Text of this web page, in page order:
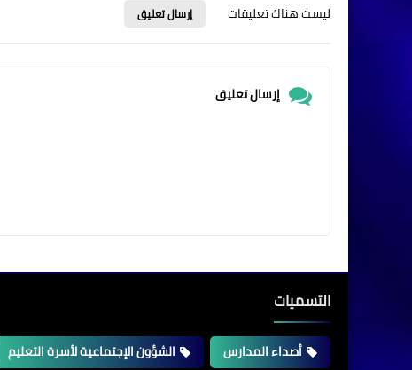
ليست هناك تعليقات إرسال تعليق
إرسال تعليق
التسميات
أصداء المدارس الشؤون الإجتماعية لأسرة التعليم